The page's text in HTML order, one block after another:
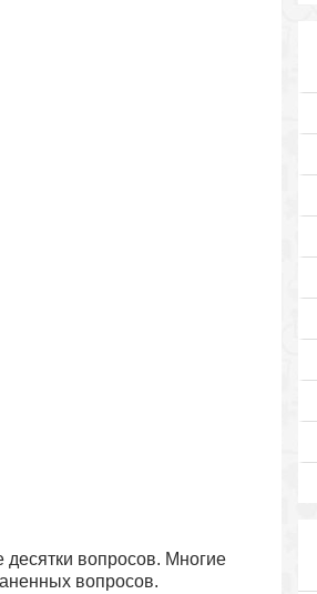
десятки вопросов. Многие
вопросов.